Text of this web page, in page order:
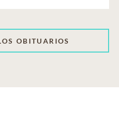
OBITUARIOS